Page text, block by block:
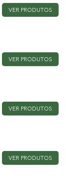
VER PRODUTOS
VER PRODUTOS
VER PRODUTOS
VER PRODUTOS